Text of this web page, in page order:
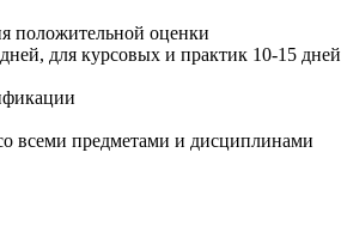
положительной оценки
для курсовых и практик 10-15 дней
всеми предметами и дисциплинами